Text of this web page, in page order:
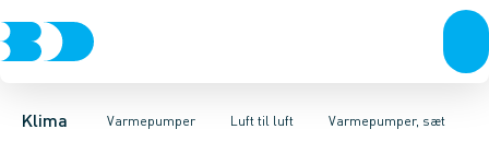
Klima Varmepumper
Ventilation Varmepumper KlimaværktøjBiokedler &
Luft til luft
Luft til luft Luft til vand JordvarmeIsoleringTilbehør
Varmepumper, sæt
Varmepumper, sætVarmepumper, indedeleVarmepumper,